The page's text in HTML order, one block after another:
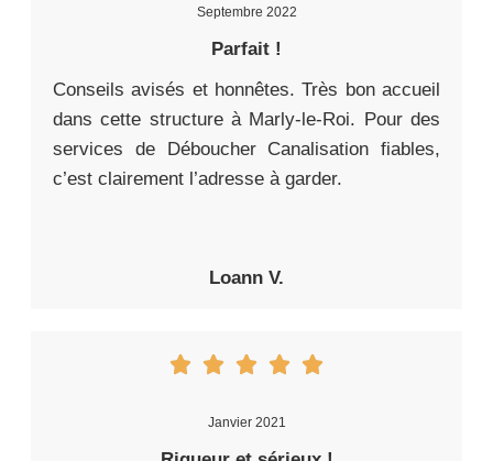
Septembre 2022
Parfait !
Conseils avisés et honnêtes. Très bon accueil
dans cette structure à Marly-le-Roi. Pour des
services de Déboucher Canalisation fiables,
c’est clairement l’adresse à garder.
Loann V.
Janvier 2021